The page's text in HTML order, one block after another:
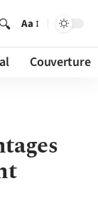
Aa
Couverture